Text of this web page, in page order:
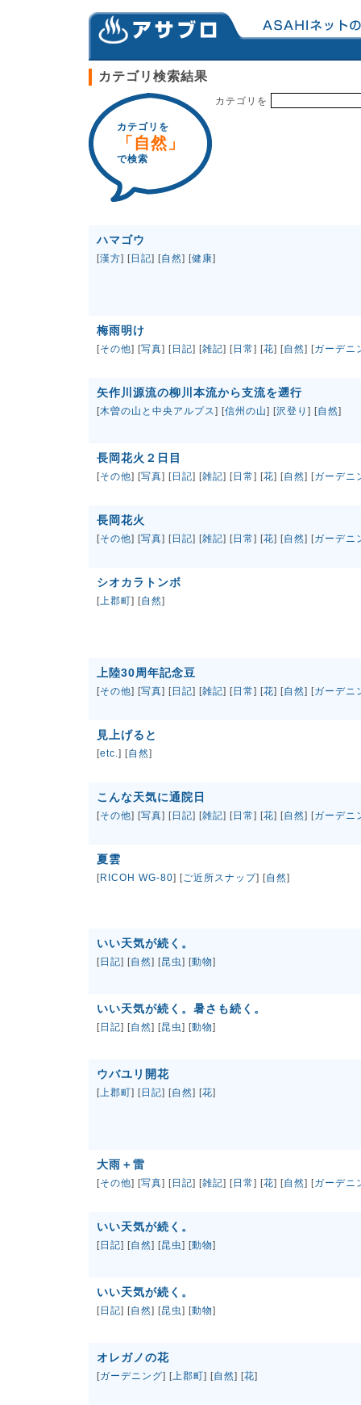
カテゴリ検索結果
カテゴリを
「自然」
で検索
カテゴリを
ハマゴウ
[漢方] [日記] [自然] [健康]
梅雨明け
[その他] [写真] [日記] [雑記] [日常] [花] [自然] [ガーデニ
矢作川源流の柳川本流から支流を遡行
[木曽の山と中央アルプス] [信州の山] [沢登り ] [自然]
長岡花火２日目
[その他] [写真] [日記] [雑記] [日常] [花] [自然] [ガーデニ
長岡花火
[その他] [写真] [日記] [雑記] [日常] [花] [自然] [ガーデニ
シオカラトンボ
[上郡町] [自然]
上陸30周年記念豆
[その他] [写真] [日記] [雑記] [日常] [花] [自然] [ガーデニ
見上げると
[etc.] [自然]
こんな天気に通院日
[その他] [写真] [日記] [雑記] [日常] [花] [自然] [ガーデニ
夏雲
[RICOH WG-80] [ご近所スナップ] [自然]
いい天気が続く。
[日記] [自然] [昆虫] [動物]
いい天気が続く。暑さも続く。
[日記] [自然] [昆虫] [動物]
ウバユリ開花
[上郡町] [日記] [自然] [花]
大雨＋雷
[その他] [写真] [日記] [雑記] [日常] [花] [自然] [ガーデニ
いい天気が続く。
[日記] [自然] [昆虫] [動物]
いい天気が続く。
[日記] [自然] [昆虫] [動物]
オレガノの花
[ガーデニング] [上郡町] [自然] [花]